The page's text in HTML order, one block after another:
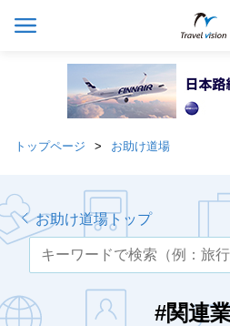
トップページ お助け道場
お助け道場トップ
#関連